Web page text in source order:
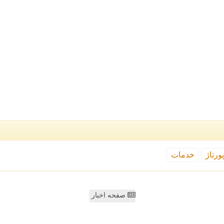
خدمات
صفحه اخبار